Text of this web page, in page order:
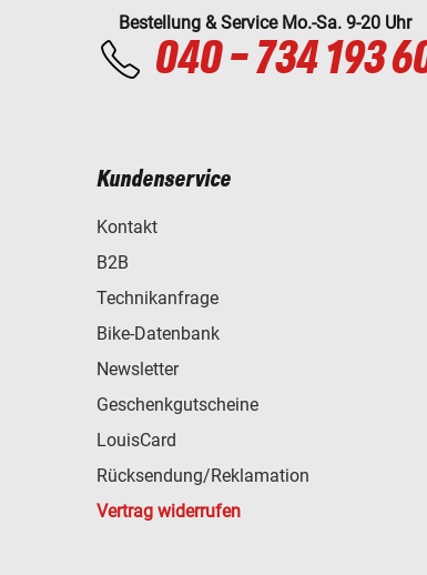
Bestellung & Service Mo.-Sa. 9-20 Uhr
040 - 734 193
Kundenservice
Kontakt
B2B
Technikanfrage
Bike-Datenbank
Newsletter
Geschenkgutscheine
LouisCard
Rücksendung/Reklamation
Vertrag widerrufen